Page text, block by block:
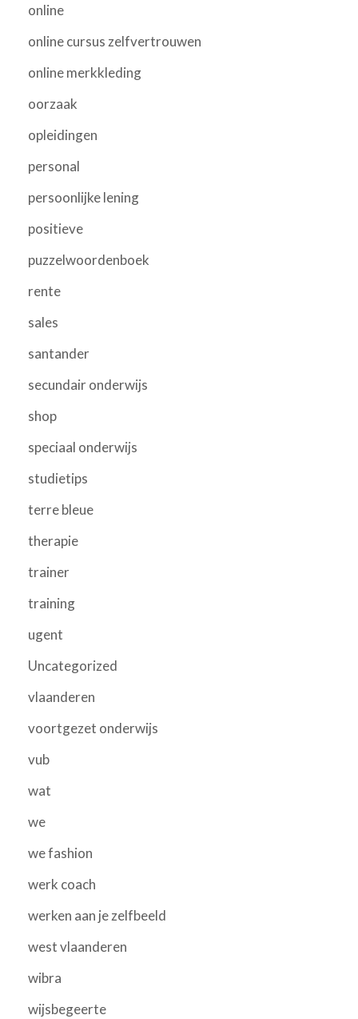
online
online cursus zelfvertrouwen
online merkkleding
oorzaak
opleidingen
personal
persoonlijke lening
positieve
puzzelwoordenboek
rente
sales
santander
secundair onderwijs
shop
speciaal onderwijs
studietips
terre bleue
therapie
trainer
training
ugent
Uncategorized
vlaanderen
voortgezet onderwijs
vub
wat
we
we fashion
werk coach
werken aan je zelfbeeld
west vlaanderen
wibra
wijsbegeerte